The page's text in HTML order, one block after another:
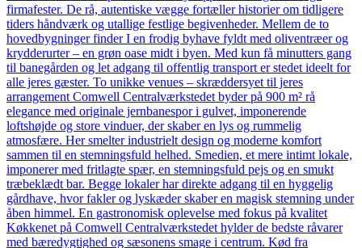
firmafester. De rå, autentiske vægge fortæller historier om tidligere
tiders håndværk og utallige festlige begivenheder. Mellem de to
hovedbygninger finder I en frodig byhave fyldt med oliventræer og
krydderurter – en grøn oase midt i byen. Med kun få minutters gang
til banegården og let adgang til offentlig transport er stedet ideelt for
alle jeres gæster. To unikke venues – skræddersyet til jeres
arrangement Comwell Centralværkstedet byder på 900 m² rå
elegance med originale jernbanespor i gulvet, imponerende
loftshøjde og store vinduer, der skaber en lys og rummelig
atmosfære. Her smelter industrielt design og moderne komfort
sammen til en stemningsfuld helhed. Smedien, et mere intimt lokale,
imponerer med fritlagte spær, en stemningsfuld pejs og en smukt
træbeklædt bar. Begge lokaler har direkte adgang til en hyggelig
gårdhave, hvor fakler og lyskæder skaber en magisk stemning under
åben himmel. En gastronomisk oplevelse med fokus på kvalitet
Køkkenet på Comwell Centralværkstedet hylder de bedste råvarer
med bæredygtighed og sæsonens smage i centrum. Kød fra